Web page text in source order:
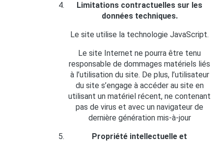
Limitations contractuelles sur les
données techniques.
Le site utilise la technologie JavaScript.
Le site Internet ne pourra être tenu
responsable de dommages matériels liés
à l’utilisation du site. De plus, l’utilisateur
du site s’engage à accéder au site en
utilisant un matériel récent, ne contenant
pas de virus et avec un navigateur de
dernière génération mis-à-jour
Propriété intellectuelle et